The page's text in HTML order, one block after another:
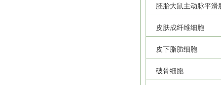
胚胎大鼠主动脉平滑
皮肤成纤维细胞
皮下脂肪细胞
破骨细胞